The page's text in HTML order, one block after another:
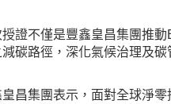
證不僅是豐鑫皇昌集團推動
碳路徑，深化氣候治理及
昌集團表示，面對全球淨零